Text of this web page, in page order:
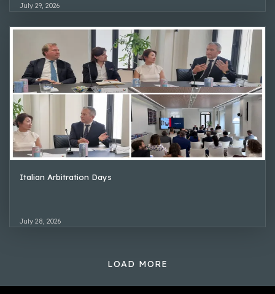
July 29, 2026
Italian Arbitration Days
July 28, 2026
LOAD MORE